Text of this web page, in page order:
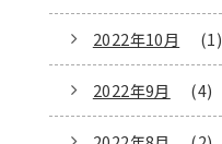
2022年10月 (1)
2022年9月 (4)